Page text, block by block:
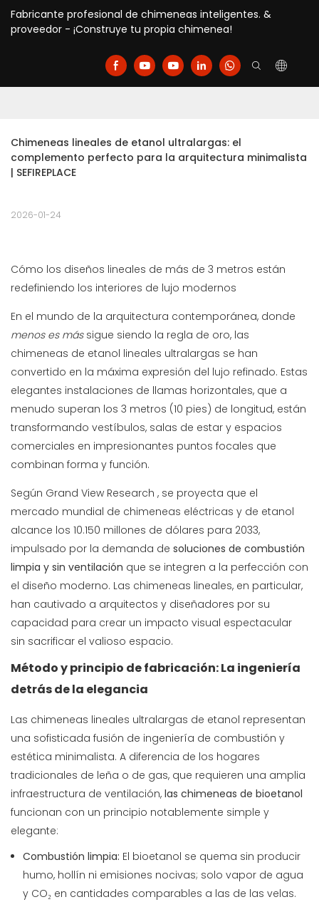
Fabricante profesional de chimeneas inteligentes. &
proveedor - ¡Construye tu propia chimenea!
Chimeneas lineales de etanol ultralargas: el
complemento perfecto para la arquitectura minimalista
| SEFIREPLACE
2026-01-24
Cómo los diseños lineales de más de 3 metros están
redefiniendo los interiores de lujo modernos
En el mundo de la arquitectura contemporánea, donde
menos es mássigue siendo la regla de oro, las
chimeneas de etanol lineales ultralargas se han
convertido en la máxima expresión del lujo refinado. Estas
elegantes instalaciones de llamas horizontales, que a
menudo superan los 3 metros (10 pies) de longitud, están
transformando vestíbulos, salas de estar y espacios
comerciales en impresionantes puntos focales que
combinan forma y función.
Según Grand View Research , se proyecta que el
mercado mundial de chimeneas eléctricas y de etanol
alcance los 10.150 millones de dólares para 2033,
impulsado por la demanda de soluciones de combustión
limpia y sin ventilación que se integren a la perfección con
el diseño moderno. Las chimeneas lineales, en particular,
han cautivado a arquitectos y diseñadores por su
capacidad para crear un impacto visual espectacular
sin sacrificar el valioso espacio.
Método y principio de fabricación: La ingeniería
detrás de la elegancia
Las chimeneas lineales ultralargas de etanol representan
una sofisticada fusión de ingeniería de combustión y
estética minimalista. A diferencia de los hogares
tradicionales de leña o de gas, que requieren una amplia
infraestructura de ventilación, las chimeneas de bioetanol
funcionan con un principio notablemente simple y
elegante:
Combustión limpia: El bioetanol se quema sin producir
humo, hollín ni emisiones nocivas; solo vapor de agua
y CO₂ en cantidades comparables a las de las velas.